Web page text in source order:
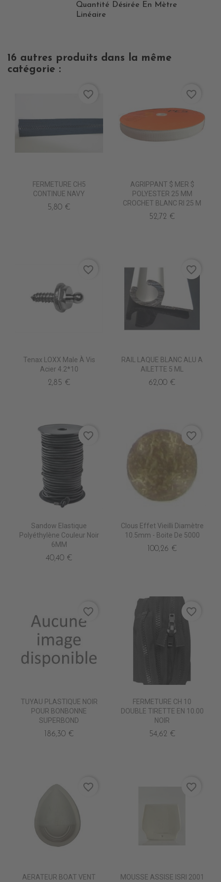
Quantité Désirée En Mètre
Linéaire
16 autres produits dans la même
catégorie :
FERMETURE CH5
CONTINUE NAVY
5,80 €
favorite_border
AGRIPPANT $ MER $
POLYESTER 25 MM
CROCHET BLANC Rl 25 M
52,72 €
favorite_border
Tenax LOXX Male À Vis
Acier 4.2*10
2,85 €
favorite_border
RAIL LAQUE BLANC ALU A
AILETTE 5 ML
62,00 €
favorite_border
Sandow Elastique
Polyéthylène Couleur Noir
6MM
40,40 €
favorite_border
Clous Effet Vieilli Diamètre
10.5mm - Boite De 5000
100,26 €
favorite_border
TUYAU PLASTIQUE NOIR
POUR BONBONNE
SUPERBOND
186,30 €
favorite_border
FERMETURE CH 10
DOUBLE TIRETTE EN 10.00
NOIR
54,62 €
favorite_border
AERATEUR BOAT VENT
favorite_border
MOUSSE ASSISE ISRI 2001
favorite_border